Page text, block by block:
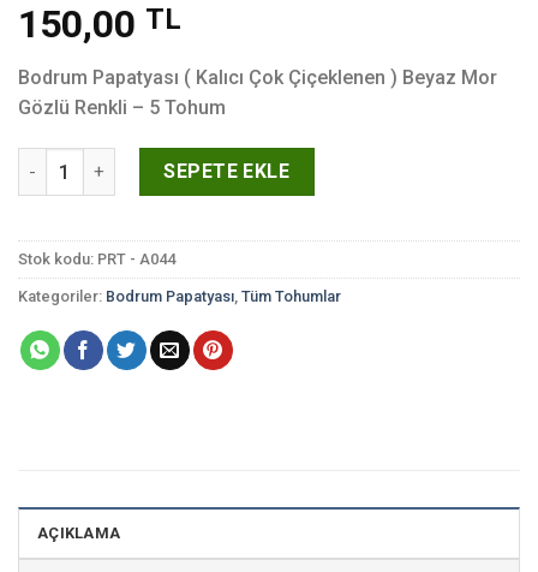
150,00 TL
Bodrum Papatyası ( Kalıcı Çok Çiçeklenen ) Beyaz Mor
Gözlü Renkli – 5 Tohum
Bodrum Papatyası ( Kalıcı Çok Çiçeklenen ) Beyaz Mor
SEPETE EKLE
Stok kodu: PRT - A044
Kategoriler: Bodrum Papatyası Tüm Tohumlar
AÇIKLAMA